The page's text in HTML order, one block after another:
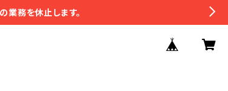
務を休止します。